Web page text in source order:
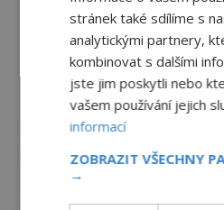
stránek také sdílíme s
analytickými partnery,
kombinovat s dalšími
jste jim poskytli nebo
vašem používání jejich
informací
ZOBRAZIT VŠECHNY
→